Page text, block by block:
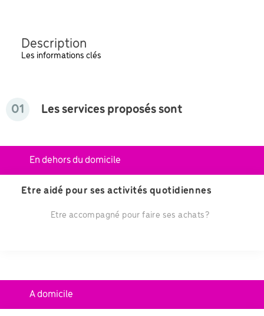
Description
Les informations clés
01 Les services proposés sont
En dehors du domicile
Etre aidé pour ses activités quotidiennes
Etre accompagné pour faire ses achats?
A domicile